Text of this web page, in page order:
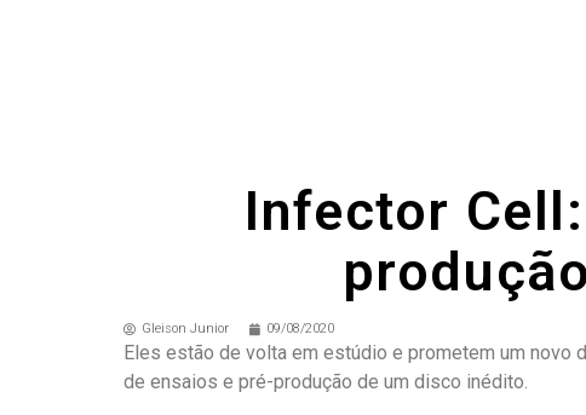
Infector
Gleison Junior 09/08/2020
Eles estão de volta em estúdio e prometem um
de ensaios e pré-produção de um disco inédito.